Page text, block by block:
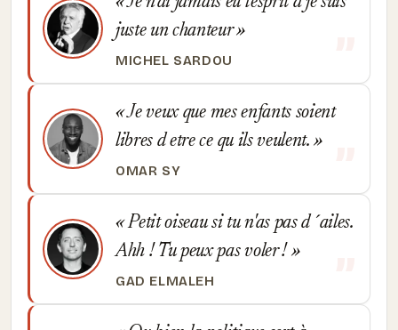
juste un chanteur
MICHEL SARDOU
Je veux que mes enfants soient
libres d etre ce qu ils veulent.
OMAR SY
Petit oiseau si tu n'as pas d´ailes.
Ahh ! Tu peux pas voler !
GAD ELMALEH